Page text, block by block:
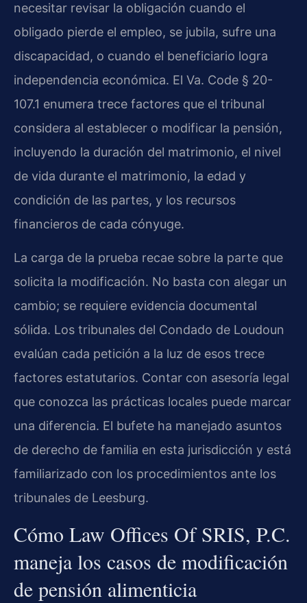
necesitar revisar la obligación cuando el
obligado pierde el empleo, se jubila, sufre una
discapacidad, o cuando el beneficiario logra
independencia económica. El Va. Code § 20-
107.1 enumera trece factores que el tribunal
considera al establecer o modificar la pensión,
incluyendo la duración del matrimonio, el nivel
de vida durante el matrimonio, la edad y
condición de las partes, y los recursos
financieros de cada cónyuge.
La carga de la prueba recae sobre la parte que
solicita la modificación. No basta con alegar un
cambio; se requiere evidencia documental
sólida. Los tribunales del Condado de Loudoun
evalúan cada petición a la luz de esos trece
factores estatutarios. Contar con asesoría legal
que conozca las prácticas locales puede marcar
una diferencia. El bufete ha manejado asuntos
de derecho de familia en esta jurisdicción y está
familiarizado con los procedimientos ante los
tribunales de Leesburg.
Cómo Law Offices Of SRIS, P.C.
maneja los casos de modificación
de pensión alimenticia